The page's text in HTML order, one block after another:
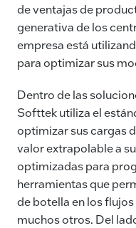
de ventajas de
generativa de los
empresa está
para optimizar sus
Dentro de las
Softtek utiliza el
optimizar sus cargas
valor extrapolable a
optimizadas para
herramientas que
de botella en los
muchos otros. Del